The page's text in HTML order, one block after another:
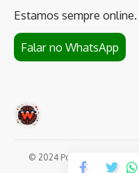
Estamos sempre
Falar no WhatsApp
© 2024 Portal de notícias